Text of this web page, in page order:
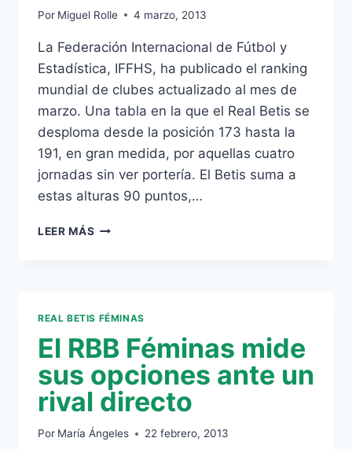
Por Miguel Rolle 4 marzo, 2013
La Federación Internacional de Fútbol y
Estadística, IFFHS, ha publicado el ranking
mundial de clubes actualizado al mes de
marzo. Una tabla en la que el Real Betis se
desploma desde la posición 173 hasta la
191, en gran medida, por aquellas cuatro
jornadas sin ver portería. El Betis suma a
estas alturas 90 puntos,…
LEER MÁS
191º
EN
LA
CLASIFICACIÓN
DE
LA
IFFHS
REAL BETIS FÉMINAS
El RBB Féminas mide
sus opciones ante un
rival directo
Por María Ángeles 22 febrero, 2013